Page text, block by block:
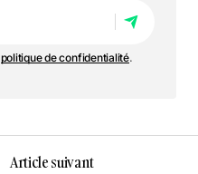
politique de confidentialité.
Article suivant